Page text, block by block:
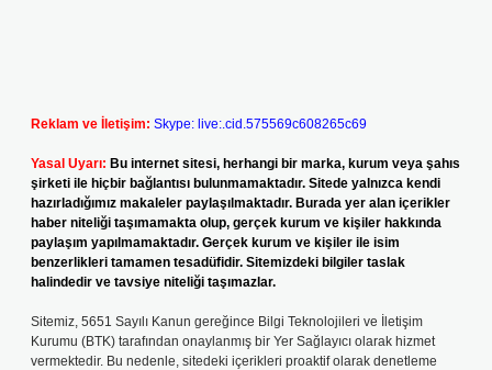
Reklam ve İletişim: Skype: live:.cid.575569c608265c69
Yasal Uyarı: Bu internet sitesi, herhangi bir marka, kurum veya şahıs
şirketi ile hiçbir bağlantısı bulunmamaktadır. Sitede yalnızca kendi
hazırladığımız makaleler paylaşılmaktadır. Burada yer alan içerikler
haber niteliği taşımamakta olup, gerçek kurum ve kişiler hakkında
paylaşım yapılmamaktadır. Gerçek kurum ve kişiler ile isim
benzerlikleri tamamen tesadüfidir. Sitemizdeki bilgiler taslak
halindedir ve tavsiye niteliği taşımazlar.
Sitemiz, 5651 Sayılı Kanun gereğince Bilgi Teknolojileri ve İletişim
Kurumu (BTK) tarafından onaylanmış bir Yer Sağlayıcı olarak hizmet
vermektedir. Bu nedenle, sitedeki içerikleri proaktif olarak denetleme